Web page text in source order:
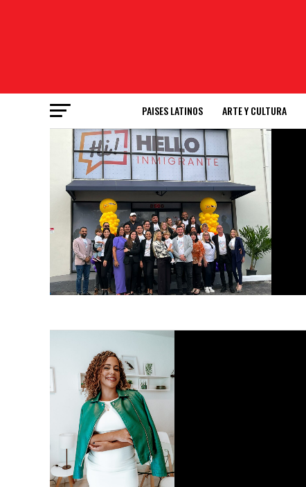
PAISES LATINOS ARTE Y CULTURA